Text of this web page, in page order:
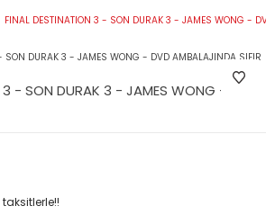
FINAL DESTINATION 3 - SON DURAK 3 - JAMES WONG -
3 - SON DURAK 3 - JAMES WONG - DVD